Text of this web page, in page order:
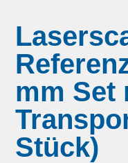
mm Set
Stück)